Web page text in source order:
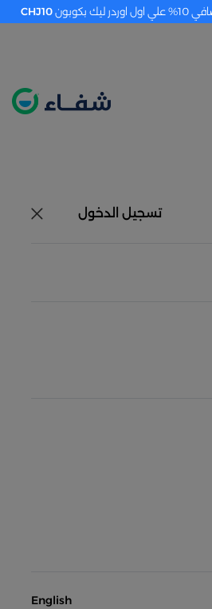
تسجيل الدخول
English
ليك بكوبون CHJ10